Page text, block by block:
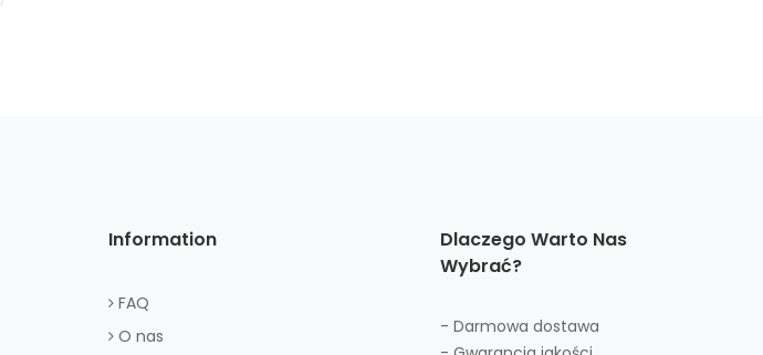
Information
FAQ
O nas
Dlaczego Warto Nas
Wybrać?
- Darmowa dostawa